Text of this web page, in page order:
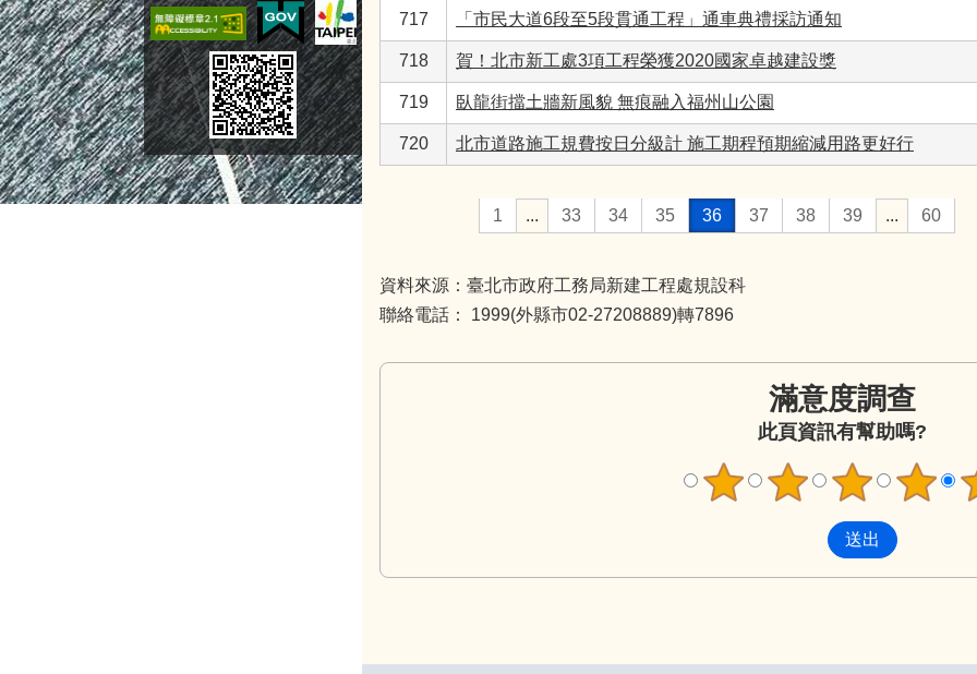
717 「市民大道6段至5段貫通工程」通車典禮採訪通知
718 賀！北市新工處3項工程榮獲2020國家卓越建設獎
719 臥龍街擋土牆新風貌 無痕融入福州山公園
720 北市道路施工規費按日分級計 施工期程預期縮減用路更好行
1 ... 33 34 35 36 37 38 39 ... 60
資料來源：臺北市政府工務局新建工程處規設科
聯絡電話： 1999(外縣市02-27208889)轉7896
滿意度調查
此頁資訊有幫助嗎?